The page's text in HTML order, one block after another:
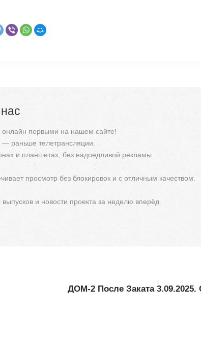
первыми на нашем сайте!
раньше телетрансляции.
и планшетах, без надоедливой рекламы.
просмотр без блокировок и с отличным качеством.
и новости проекта за неделю вперёд.
ДОМ-2 После Заката 3.09.2025.